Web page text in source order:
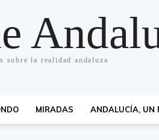
sobre la realidad andaluza
MIRADAS ANDALUCÍA, UN